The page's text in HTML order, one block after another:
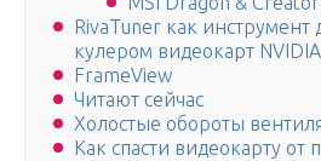
RivaTuner как инструмент
кулером видеокарт NVIDIA
FrameView
Читают сейчас
Холостые обороты
Как спасти видеокарту от